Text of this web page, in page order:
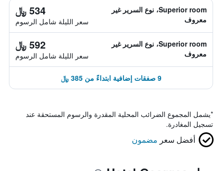
Superior room، نوع السرير غير
معروف
534 ﷼
سعر الليلة شامل الرسوم
Superior room، نوع السرير غير
معروف
592 ﷼
سعر الليلة شامل الرسوم
9 صفقات إضافية ابتداءً من 385 ﷼
*يشمل المجموع الضرائب المحلية المقدرة والرسوم المستحقة عند
تسجيل المغادرة.
أفضل سعر مضمون